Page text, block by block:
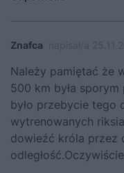
Znafca
Należy pamiętać że
500 km była
było przebycie tego
wytrenowanych
dowieźć króla przez